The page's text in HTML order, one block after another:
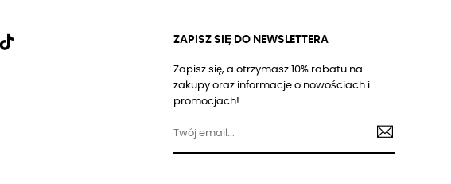
ZAPISZ SIĘ DO NEWSLETTERA
Zapisz się, a otrzymasz 10% rabatu na
zakupy oraz informacje o nowościach i
promocjach!